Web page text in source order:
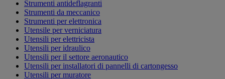
Strumenti antideflagranti
Strumenti da meccanico
Strumenti per elettronica
Utensile per verniciatura
Utensili per elettricista
Utensili per idraulico
Utensili per il settore aeronautico
Utensili per installatori di pannelli di cartongesso
Utensili per muratore